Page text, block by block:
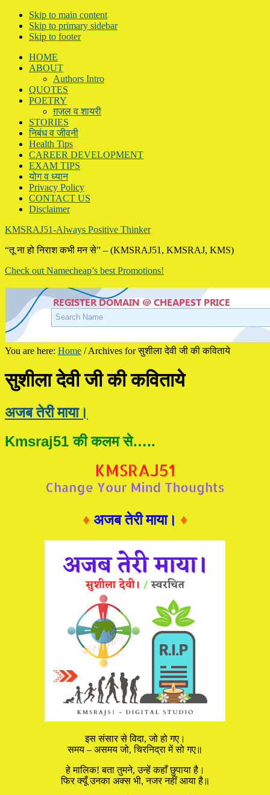
Skip to main content
Skip to primary sidebar
Skip to footer
HOME
ABOUT
Authors Intro
QUOTES
POETRY
ग़ज़ल व शायरी
STORIES
निबंध व जीवनी
Health Tips
CAREER DEVELOPMENT
EXAM TIPS
योग व ध्यान
Privacy Policy
CONTACT US
Disclaimer
KMSRAJ51-Always Positive Thinker
“तू ना हो निराश कभी मन से” – (KMSRAJ51, KMSRAJ, KMS)
Check out Namecheap’s best Promotions!
You are here: Home /Archives for सुशीला देवी जी की कविताये
सुशीला देवी जी की कविताये
अजब तेरी माया।
Kmsraj51 की कलम से…..
♦ अजब तेरी माया। ♦
इस संसार से विदा, जो हो गए।
समय – असमय जो, चिरनिद्रा में सो गए॥
हे मालिक! बता तुमने, उन्हें कहाँ छुपाया है।
फिर क्यूँ उनका अक्स भी, नजर नहीं आया है॥